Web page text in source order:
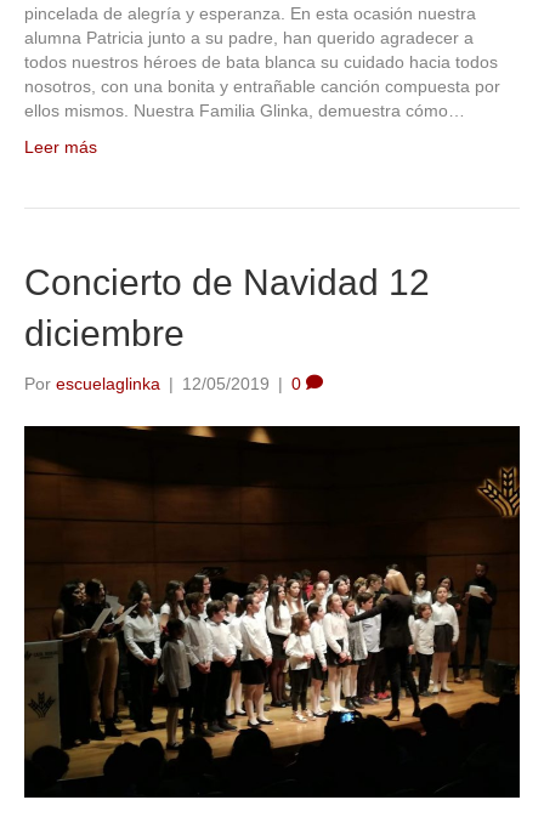
pincelada de alegría y esperanza. En esta ocasión nuestra
alumna Patricia junto a su padre, han querido agradecer a
todos nuestros héroes de bata blanca su cuidado hacia todos
nosotros, con una bonita y entrañable canción compuesta por
ellos mismos. Nuestra Familia Glinka, demuestra cómo…
Leer más
Concierto de Navidad 12
diciembre
Por escuelaglinka | 12/05/2019 | 0